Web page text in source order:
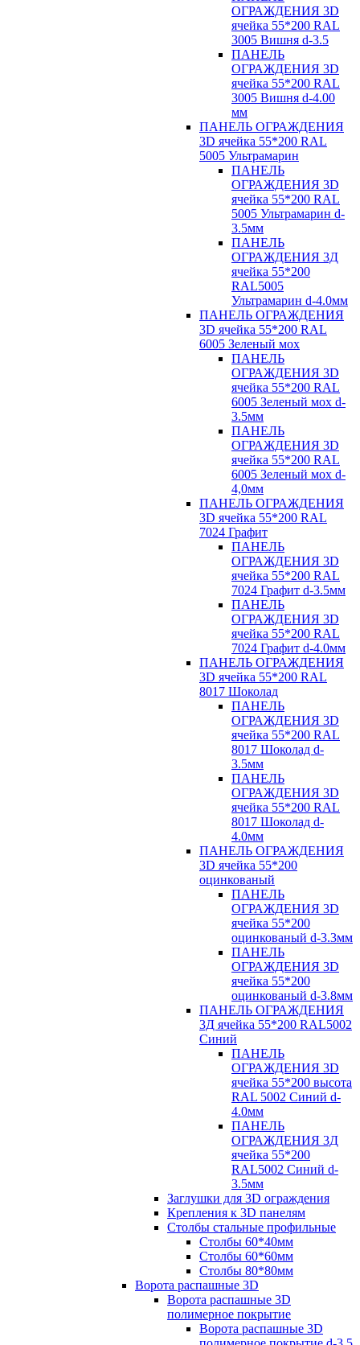
ОГРАЖДЕНИЯ 3D
ячейка 55*200 RAL
3005 Вишня d-3.5
ПАНЕЛЬ
ОГРАЖДЕНИЯ 3D
ячейка 55*200 RAL
3005 Вишня d-4.00
мм
ПАНЕЛЬ ОГРАЖДЕНИЯ
3D ячейка 55*200 RAL
5005 Ультрамарин
ПАНЕЛЬ
ОГРАЖДЕНИЯ 3D
ячейка 55*200 RAL
5005 Ультрамарин d-
3.5мм
ПАНЕЛЬ
ОГРАЖДЕНИЯ 3Д
ячейка 55*200
RAL5005
Ультрамарин d-4.0мм
ПАНЕЛЬ ОГРАЖДЕНИЯ
3D ячейка 55*200 RAL
6005 Зеленый мох
ПАНЕЛЬ
ОГРАЖДЕНИЯ 3D
ячейка 55*200 RAL
6005 Зеленый мох d-
3.5мм
ПАНЕЛЬ
ОГРАЖДЕНИЯ 3D
ячейка 55*200 RAL
6005 Зеленый мох d-
4,0мм
ПАНЕЛЬ ОГРАЖДЕНИЯ
3D ячейка 55*200 RAL
7024 Графит
ПАНЕЛЬ
ОГРАЖДЕНИЯ 3D
ячейка 55*200 RAL
7024 Графит d-3.5мм
ПАНЕЛЬ
ОГРАЖДЕНИЯ 3D
ячейка 55*200 RAL
7024 Графит d-4.0мм
ПАНЕЛЬ ОГРАЖДЕНИЯ
3D ячейка 55*200 RAL
8017 Шоколад
ПАНЕЛЬ
ОГРАЖДЕНИЯ 3D
ячейка 55*200 RAL
8017 Шоколад d-
3.5мм
ПАНЕЛЬ
ОГРАЖДЕНИЯ 3D
ячейка 55*200 RAL
8017 Шоколад d-
4.0мм
ПАНЕЛЬ ОГРАЖДЕНИЯ
3D ячейка 55*200
оцинкованый
ПАНЕЛЬ
ОГРАЖДЕНИЯ 3D
ячейка 55*200
оцинкованый d-3.3мм
ПАНЕЛЬ
ОГРАЖДЕНИЯ 3D
ячейка 55*200
оцинкованый d-3.8мм
ПАНЕЛЬ ОГРАЖДЕНИЯ
3Д ячейка 55*200 RAL5002
Синий
ПАНЕЛЬ
ОГРАЖДЕНИЯ 3D
ячейка 55*200 высота
RAL 5002 Синий d-
4.0мм
ПАНЕЛЬ
ОГРАЖДЕНИЯ 3Д
ячейка 55*200
RAL5002 Синий d-
3.5мм
Заглушки для 3D ограждения
Крепления к 3D панелям
Столбы стальные профильные
Столбы 60*40мм
Столбы 60*60мм
Столбы 80*80мм
Ворота распашные 3D
Ворота распашные 3D
полимерное покрытие
Ворота распашные 3D